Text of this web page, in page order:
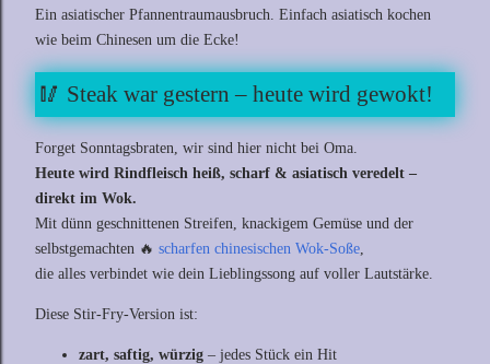
Ein asiatischer Pfannentraumausbruch. Einfach asiatisch kochen
wie beim Chinesen um die Ecke!
🥢 Steak war gestern – heute wird gewokt!
Forget Sonntagsbraten, wir sind hier nicht bei Oma.
Heute wird Rindfleisch heiß, scharf & asiatisch veredelt –
direkt im Wok.
Mit dünn geschnittenen Streifen, knackigem Gemüse und der
selbstgemachten 🔥 scharfen chinesischen Wok-Soße
die alles verbindet wie dein Lieblingssong auf voller Lautstärke.
Diese Stir-Fry-Version ist:
zart, saftig, würzig – jedes Stück ein Hit